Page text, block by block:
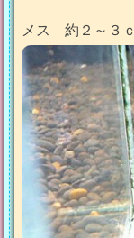
メス 約２～３